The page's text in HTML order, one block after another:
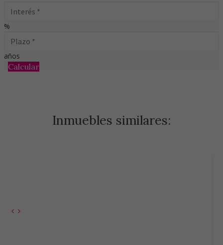
%
años
Calcular
Inmuebles similares: